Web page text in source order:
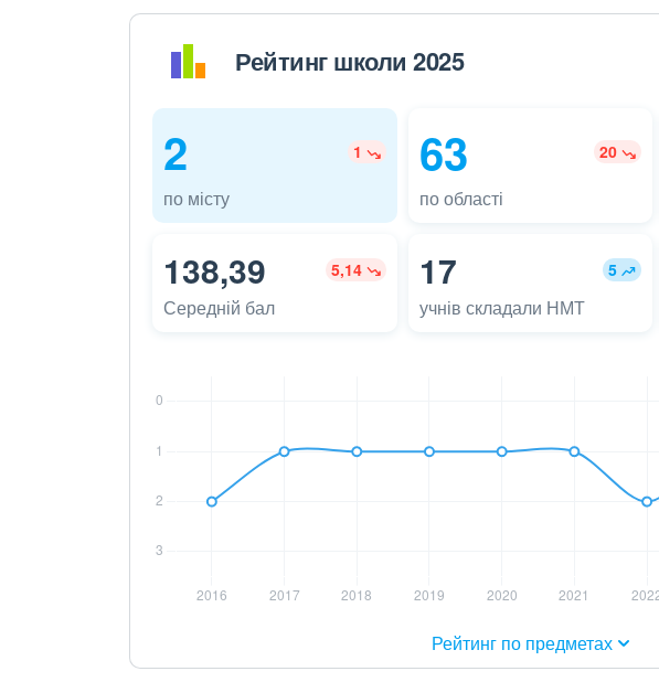
Рейтинг школи 2025
2 1
по місту
63 20
по області
138,39 5,14
Середній бал
17 5
учнів складали НМТ
Рейтинг по предметах